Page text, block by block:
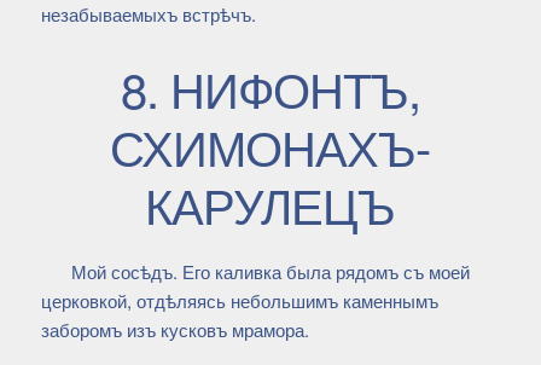
незабываемыхъ встрѣчъ.
8. НИФОНТЪ,
СХИМОНАХЪ-
КАРУЛЕЦЪ
Мой сосѣдъ. Его каливка была рядомъ съ моей
церковкой, отдѣляясь небольшимъ каменнымъ
заборомъ изъ кусковъ мрамора.